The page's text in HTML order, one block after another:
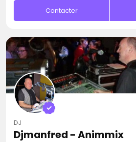
Contacter
DJ
Djmanfred - Animmix